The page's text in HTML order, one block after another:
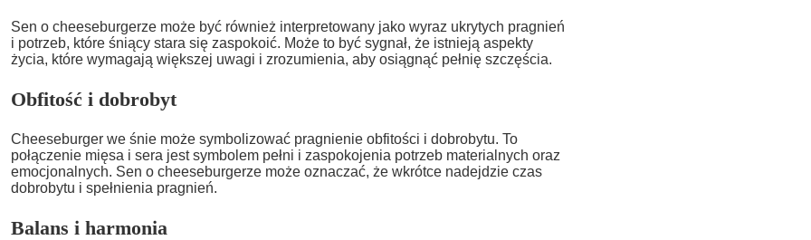
Sen o cheeseburgerze może być również interpretowany jako wyraz ukrytych pragnień
i potrzeb, które śniący stara się zaspokoić. Może to być sygnał, że istnieją aspekty
życia, które wymagają większej uwagi i zrozumienia, aby osiągnąć pełnię szczęścia.
Obfitość i dobrobyt
Cheeseburger we śnie może symbolizować pragnienie obfitości i dobrobytu. To
połączenie mięsa i sera jest symbolem pełni i zaspokojenia potrzeb materialnych oraz
emocjonalnych. Sen o cheeseburgerze może oznaczać, że wkrótce nadejdzie czas
dobrobytu i spełnienia pragnień.
Balans i harmonia